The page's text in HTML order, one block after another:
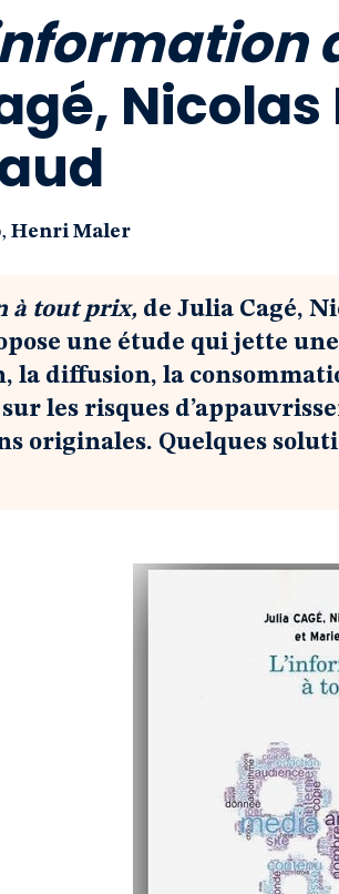
, Henri Maler
à tout prix, de Julia Cagé,
une étude qui jette
la diffusion, la
les risques
originales. Quelques